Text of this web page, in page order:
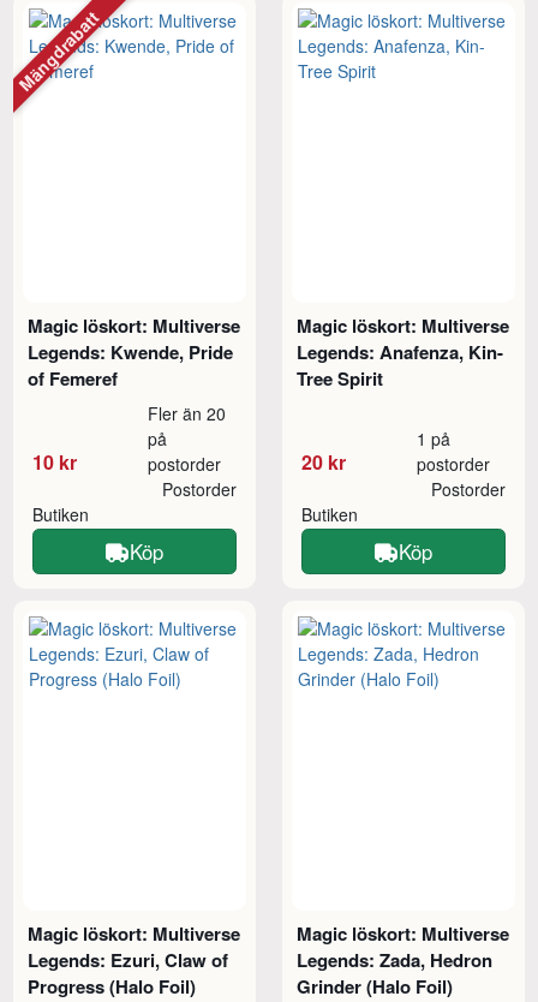
Magic löskort: Multiverse
Legends: Kwende, Pride
of Femeref
10 kr
Fler än 20
på
postorder
Butiken
Postorder
Köp
Mängdrabatt
Magic löskort: Multiverse
Legends: Anafenza, Kin-
Tree Spirit
20 kr
1 på
postorder
Butiken
Postorder
Köp
Magic löskort: Multiverse
Legends: Ezuri, Claw of
Progress (Halo Foil)
Magic löskort: Multiverse
Legends: Zada, Hedron
Grinder (Halo Foil)